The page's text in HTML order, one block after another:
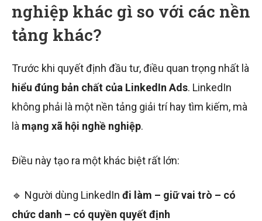
nghiệp khác gì so với các nền
tảng khác?
Trước khi quyết định đầu tư, điều quan trọng nhất là
hiểu đúng bản chất của LinkedIn Ads. LinkedIn
không phải là một nền tảng giải trí hay tìm kiếm, mà
là mạng xã hội nghề nghiệp.
Điều này tạo ra một khác biệt rất lớn:
🔹 Người dùng LinkedIn đi làm – giữ vai trò – có
chức danh – có quyền quyết định